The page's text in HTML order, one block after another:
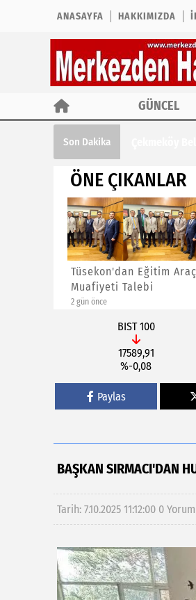
ANASAYFA HAKKIMIZDA
GÜNCEL
Son Dakika
ÖNE ÇIKANLAR
Tüsekon'dan Eğitim
Muafiyeti Talebi
2 gün önce
BIST 100
17589,91
%-0,08
Paylas
BAŞKAN SIRMACI'DAN
Tarih: 7.10.2025 11:12:00 0 Yorum